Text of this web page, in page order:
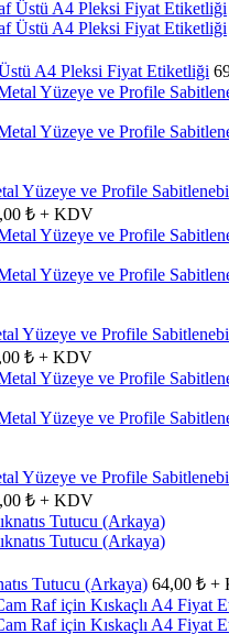
A4 Pleksi Fiyat Etiketliği
Yüzeye ve Profile
₺ + KDV
Yüzeye ve Profile
₺ + KDV
Yüzeye ve Profile
₺ + KDV
Tutucu (Arkaya) 64,00 ₺ +